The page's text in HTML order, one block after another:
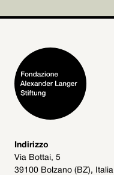
Indirizzo
Via Bottai, 5
39100 Bolzano (BZ), Italia